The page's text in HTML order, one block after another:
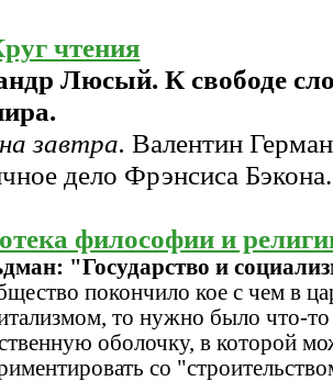
чтения
Люсый. К свободе
завтра. Валентин
дело Фрэнсиса Бэкона.
философии и
"Государство и
покончило кое с чем в
то нужно было что-то
оболочку, в которой
со